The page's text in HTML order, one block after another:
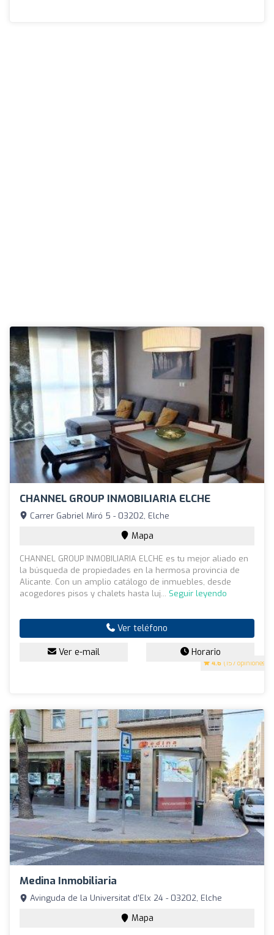
CHANNEL GROUP INMOBILIARIA ELCHE
4.6 (157 opiniones)
Carrer Gabriel Miró 5 - 03202, Elche
Mapa
CHANNEL GROUP INMOBILIARIA ELCHE es tu mejor aliado en
la búsqueda de propiedades en la hermosa provincia de
Alicante. Con un amplio catálogo de inmuebles, desde
acogedores pisos y chalets hasta luj... Seguir leyendo
Ver teléfono
Ver e-mail Horario
Medina Inmobiliaria
Avinguda de la Universitat d'Elx 24 - 03202, Elche
Mapa